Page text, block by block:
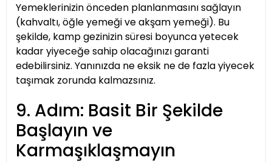
Yemeklerinizin önceden planlanmasını sağlayın
(kahvaltı, öğle yemeği ve akşam yemeği). Bu
şekilde, kamp gezinizin süresi boyunca yetecek
kadar yiyeceğe sahip olacağınızı garanti
edebilirsiniz. Yanınızda ne eksik ne de fazla yiyecek
taşımak zorunda kalmazsınız.
9. Adım: Basit Bir Şekilde
Başlayın ve
Karmaşıklaşmayın